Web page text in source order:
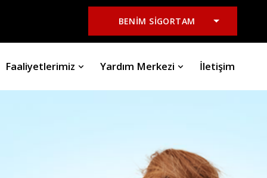
Faaliyetlerimiz Yardım Merkezi İletişim
BENİM SİGORTAM